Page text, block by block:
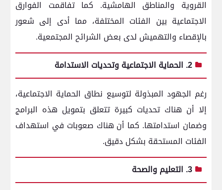
القروية والمناطق الهامشية. كما تفاقمت الفوارق
الاجتماعية بين الفئات المختلفة، مما أدى إلى شعور
بالإقصاء والتهميش لدى بعض الشرائح المجتمعية.
2. الحماية الاجتماعية وتحديات الاستدامة
رغم الجهود المبذولة لتوسيع نطاق الحماية الاجتماعية،
إلا أن هناك تحديات كبيرة تتعلق بتمويل هذه البرامج
وضمان استدامتها. كما أن هناك صعوبات في استهداف
الفئات المستحقة بشكل دقيق.
3. التعليم والصحة